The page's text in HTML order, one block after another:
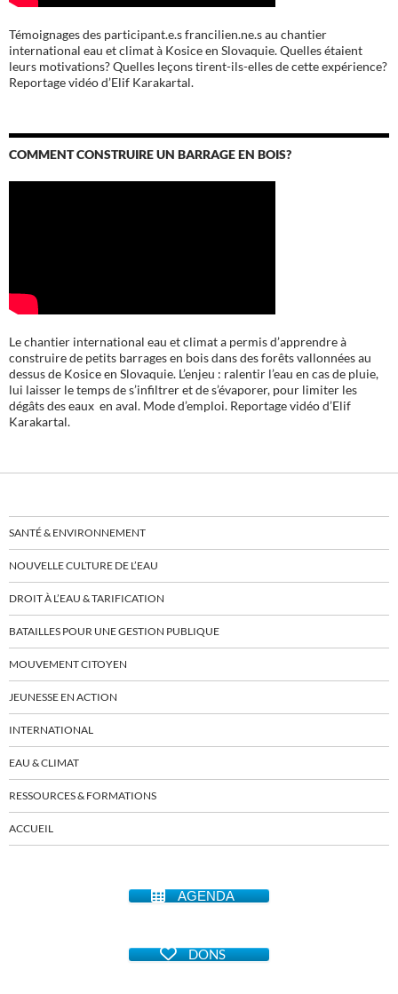
Témoignages des participant.e.s francilien.ne.s au chantier
international eau et climat à Kosice en Slovaquie. Quelles étaient
leurs motivations? Quelles leçons tirent-ils-elles de cette expérience?
Reportage vidéo d’Elif Karakartal.
COMMENT CONSTRUIRE UN BARRAGE EN BOIS?
Le chantier international eau et climat a permis d’apprendre à
construire de petits barrages en bois dans des forêts vallonnées au
dessus de Kosice en Slovaquie. L’enjeu : ralentir l’eau en cas de pluie,
lui laisser le temps de s’infiltrer et de s’évaporer, pour limiter les
dégâts des eaux en aval. Mode d’emploi. Reportage vidéo d’Elif
Karakartal.
SANTÉ & ENVIRONNEMENT
NOUVELLE CULTURE DE L’EAU
DROIT À L’EAU & TARIFICATION
BATAILLES POUR UNE GESTION PUBLIQUE
MOUVEMENT CITOYEN
JEUNESSE EN ACTION
INTERNATIONAL
EAU & CLIMAT
RESSOURCES & FORMATIONS
ACCUEIL
AGENDA
DONS